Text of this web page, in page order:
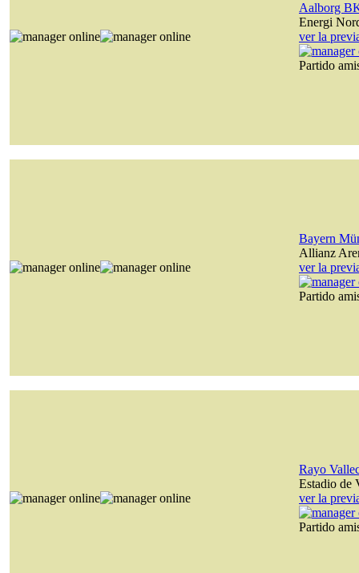
Aalborg
Energi
ver la
Partido
Bayern
Allianz
ver la
Partido
Rayo
Estadio de
ver la
Partido